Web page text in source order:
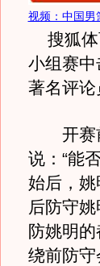
视频：中国男
搜狐体
小组赛
著名评
开赛前
说：“能
始后，
后防守
防姚明
绕前防守